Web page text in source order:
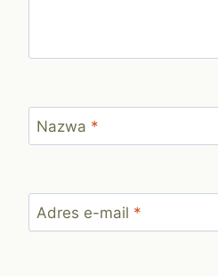
Nazwa *
Adres e-mail *